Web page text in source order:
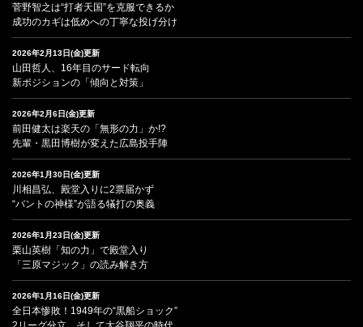
菅野智之は“打者天国”を克服できるか
成功のカギは低めへの丁寧な投げ分け
2026年2月13日(金)更新
山田哲人、16年目のサード転向
新ポジションの「傾向と対策」
2026年2月6日(金)更新
前田健太は楽天の「無形の力」か!?
先輩・黒田博樹が変えた広島投手陣
2026年1月30日(金)更新
川相昌弘、殿堂入りに2票届かず
“バントの神様”が語る犠打の奥義
2026年1月23日(金)更新
栗山英樹「知の力」で殿堂入り
「三原マジック」の読み解き方
2026年1月16日(金)更新
全日本惨敗！1949年の“黒船ショック”